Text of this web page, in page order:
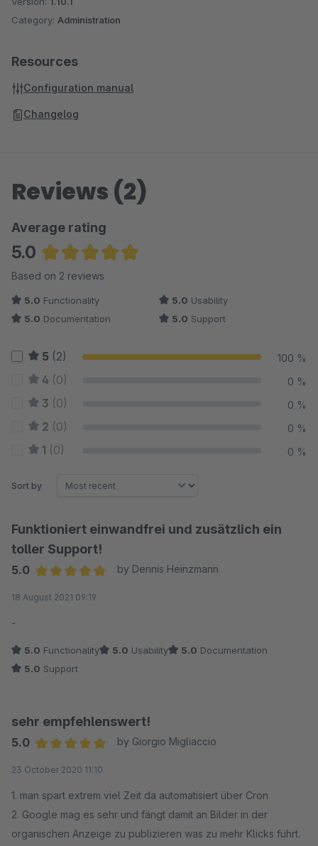
Category: Administration
Resources
Configuration manual
Changelog
Reviews (2)
Average rating
5.0
Average rating of 5 out of 5 stars
Based on 2 reviews
5.0 Functionality 5.0 Usability
5.0 Documentation 5.0 Support
5 (2) 100 %
4 (0) 0 %
3 (0) 0 %
2 (0) 0 %
1 (0) 0 %
Sort by
Funktioniert einwandfrei und zusätzlich ein
toller Support!
5.0
by Dennis Heinzmann
18 August 2021 09:19
-
5.0 Functionality 5.0 Usability 5.0 Documentation
5.0 Support
sehr empfehlenswert!
5.0
by Giorgio Migliaccio
23 October 2020 11:10
1. man spart extrem viel Zeit da automatisiert über Cron
2. Google mag es sehr und fängt damit an Bilder in der
organischen Anzeige zu publizieren was zu mehr Klicks führt.